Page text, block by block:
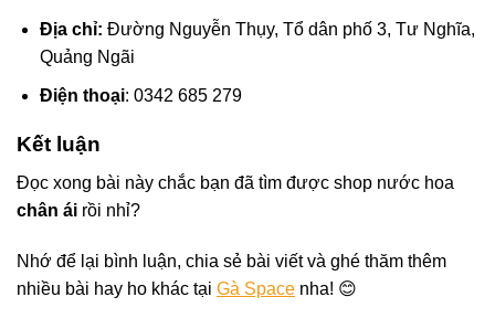
Địa chỉ: Đường Nguyễn Thụy, Tổ dân phố 3, Tư Nghĩa,
Quảng Ngãi
Điện thoại: 0342 685 279
Kết luận
Đọc xong bài này chắc bạn đã tìm được shop nước hoa
chân ái rồi nhỉ?
Nhớ để lại bình luận, chia sẻ bài viết và ghé thăm thêm
nhiều bài hay ho khác tại Gà Space nha! 😊